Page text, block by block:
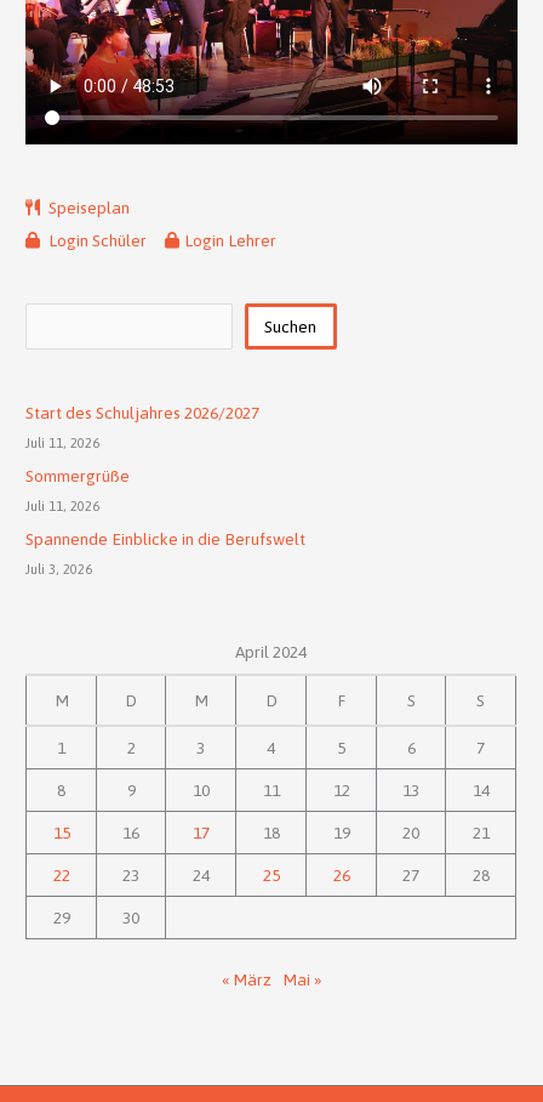
Speiseplan
Login Schüler
Login Lehrer
Suchen
Start des Schuljahres 2026/2027
Juli 11, 2026
Sommergrüße
Juli 11, 2026
Spannende Einblicke in die Berufswelt
Juli 3, 2026
April 2024
M D M D F S S
1 2 3 4 5 6 7
8 9 10 11 12 13 14
15 16 17 18 19 20 21
22 23 24 25 26 27 28
29 30
« März Mai »